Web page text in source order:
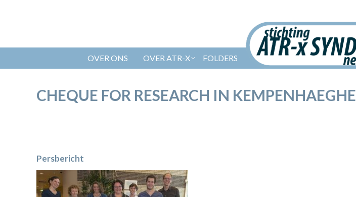
OVER ONS OVER ATR-X FOLDERS
CHEQUE FOR RESEARCH IN KEMPENHAEGHE
Persbericht